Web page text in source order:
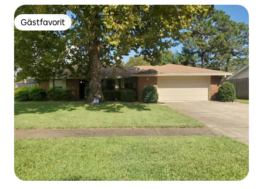
Gästfavorit
Gästfavorit